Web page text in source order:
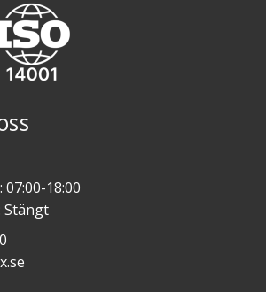
18:00
Stängt